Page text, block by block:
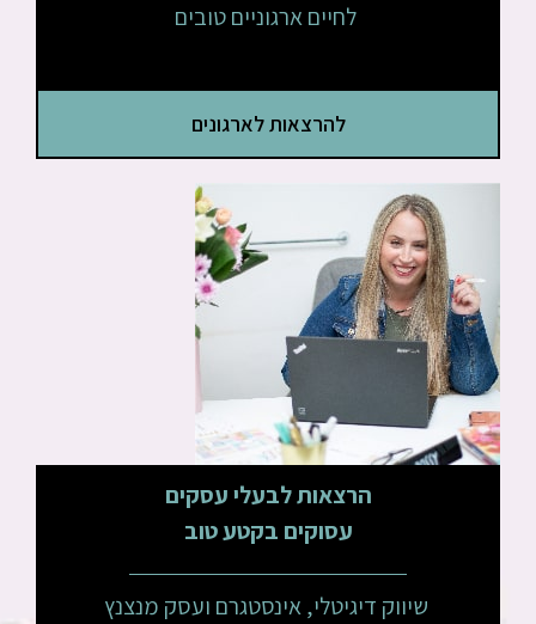
לחיים ארגוניים טובים
להרצאות לארגונים
הרצאות לבעלי עסקים
עסוקים בקטע טוב
שיווק דיגיטלי, אינסטגרם ועסק מנצנץ